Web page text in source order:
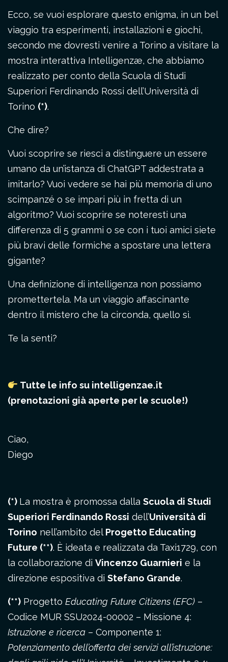
Ecco, se vuoi esplorare questo enigma, in un bel
viaggio tra esperimenti, installazioni e giochi,
secondo me dovresti venire a Torino a visitare la
mostra interattiva Intelligenzæ, che abbiamo
realizzato per conto della Scuola di Studi
Superiori Ferdinando Rossi dell’Università di
Torino (*).
Che dire?
Vuoi scoprire se riesci a distinguere un essere
umano da un’istanza di ChatGPT addestrata a
imitarlo? Vuoi vedere se hai più memoria di uno
scimpanzé o se impari più in fretta di un
algoritmo? Vuoi scoprire se noteresti una
differenza di 5 grammi o se con i tuoi amici siete
più bravi delle formiche a spostare una lettera
gigante?
Una definizione di intelligenza non possiamo
promettertela. Ma un viaggio affascinante
dentro il mistero che la circonda, quello sì.
Te la senti?
Tutte le info su intelligenzae.it
(prenotazioni già aperte per le scuole!)
Ciao,
Diego
(*) La mostra è promossa dalla Scuola di Studi
Superiori Ferdinando Rossi dell’Università di
Torino nell’ambito del Progetto Educating
Future (**). È ideata e realizzata da Taxi1729, con
la collaborazione di Vincenzo Guarnieri e la
direzione espositiva di Stefano Grande.
(**) Progetto Educating Future Citizens (EFC) –
Codice MUR SSU2024-00002 – Missione 4:
Istruzione e ricerca – Componente 1:
Potenziamento dell’offerta dei servizi all’istruzione: